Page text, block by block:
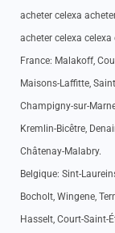
acheter celexa
acheter celexa
France: Malakoff,
Maisons-Laffitte,
Champigny-sur-
Kremlin-Bicêtre,
Châtenay-Malabry.
Belgique: Sint-
Bocholt, Wingene,
Hasselt, Court-Saint-